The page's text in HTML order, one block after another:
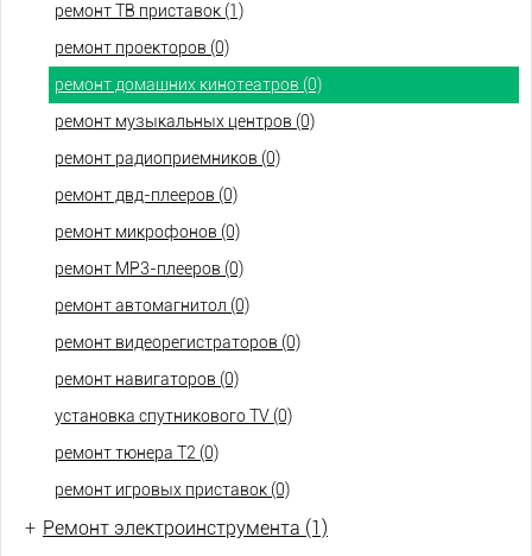
ремонт ТВ приставок (1)
ремонт проекторов (0)
ремонт домашних кинотеатров (0)
ремонт музыкальных центров (0)
ремонт радиоприемников (0)
ремонт двд-плееров (0)
ремонт микрофонов (0)
ремонт МР3-плееров (0)
ремонт автомагнитол (0)
ремонт видеорегистраторов (0)
ремонт навигаторов (0)
установка спутникового TV (0)
ремонт тюнера Т2 (0)
ремонт игровых приставок (0)
+ Ремонт электроинструмента (1)